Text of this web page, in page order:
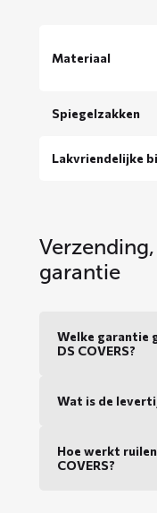
Materiaal
Spiegelzakken
Lakvriendelijke
garantie
Welke garantie
DS COVERS?
Wat is de
Hoe werkt
COVERS?